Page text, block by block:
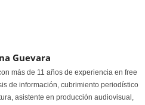
Guevara
más de 11 años de experiencia en free
de información, cubrimiento periodístico
asistente en producción audiovisual,